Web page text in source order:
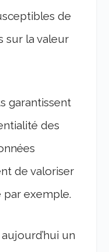
de
sur la valeur
garantissent
des
de valoriser
par exemple.
un